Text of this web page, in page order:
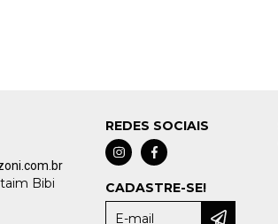
Bibi
REDES SOCIAIS
CADASTRE-SE!